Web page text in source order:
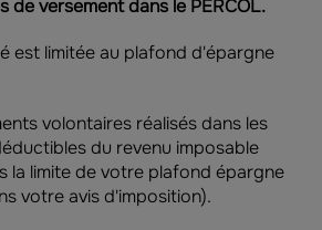
de versement dans le PERCOL.
est limitée au plafond d'épargne
volontaires réalisés dans les
du revenu imposable
la limite de votre plafond épargne
votre avis d'imposition).